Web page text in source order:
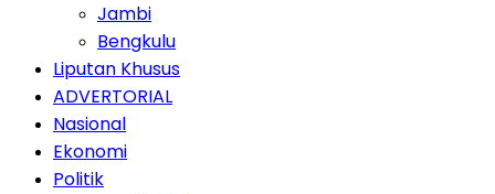
Jambi
Bengkulu
Liputan Khusus
ADVERTORIAL
Nasional
Ekonomi
Politik